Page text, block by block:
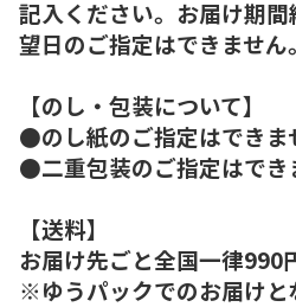
記入ください。お届け期
望日のご指定はできません。
【のし・包装について】
●のし紙のご指定はできま
●二重包装のご指定はでき
【送料】
お届け先ごと全国一律990
※ゆうパックでのお届けと